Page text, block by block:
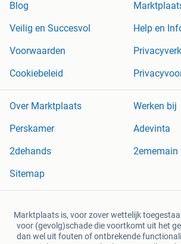
Blog
Veilig en Succesvol
Help en
Voorwaarden
Cookiebeleid
Over Marktplaats
Werken bij
Perskamer
Adevinta
2dehands
2ememain
Sitemap
Marktplaats is, voor zover wettelijk
voor (gevolg)schade die voortkomt uit het
dan wel uit fouten of ontbrekende